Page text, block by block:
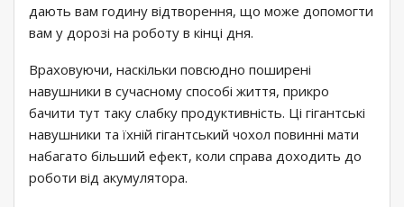
дають вам годину відтворення, що може допомогти
вам у дорозі на роботу в кінці дня.
Враховуючи, наскільки повсюдно поширені
навушники в сучасному способі життя, прикро
бачити тут таку слабку продуктивність. Ці гігантські
навушники та їхній гігантський чохол повинні мати
набагато більший ефект, коли справа доходить до
роботи від акумулятора.